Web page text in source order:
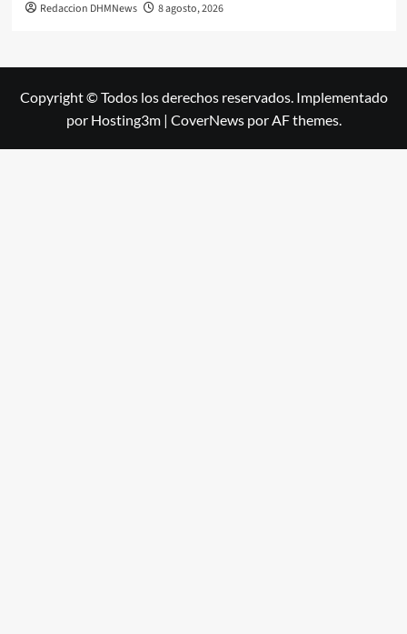
Redaccion DHMNews 8 agosto, 2026
Copyright © Todos los derechos reservados. Implementado
por Hosting3m | CoverNewspor AF themes.